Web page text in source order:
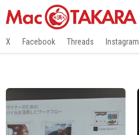
X Facebook Threads Instagram